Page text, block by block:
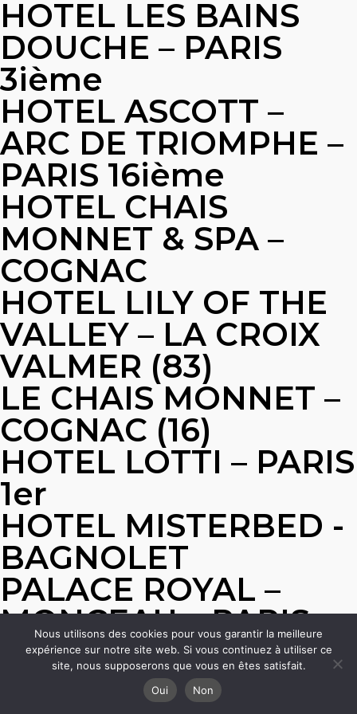
HOTEL LES BAINS
DOUCHE – PARIS
3ième
HOTEL ASCOTT –
ARC DE TRIOMPHE –
PARIS 16ième
HOTEL CHAIS
MONNET & SPA –
COGNAC
HOTEL LILY OF THE
VALLEY – LA CROIX
VALMER (83)
LE CHAIS MONNET –
COGNAC (16)
HOTEL LOTTI – PARIS
1er
HOTEL MISTERBED -
BAGNOLET
PALACE ROYAL –
MONCEAU – PARIS
8ième
Nous utilisons des cookies pour vous garantir la meilleure
expérience sur notre site web. Si vous continuez à utiliser ce
site, nous supposerons que vous en êtes satisfait.
Oui
Non